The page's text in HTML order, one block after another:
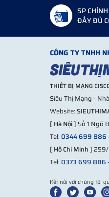
SP
ĐẦY ĐỦ
CÔNG TY TNHH
THIẾT BỊ MẠNG
Siêu Thị Mạng -
Website:
[ Hà Nội ] Số 1 Ngõ
Tel:0344 699 886
[ Hồ Chí Minh ] 259/
Tel:0373 699 886-
Kết nối với chúng tôi